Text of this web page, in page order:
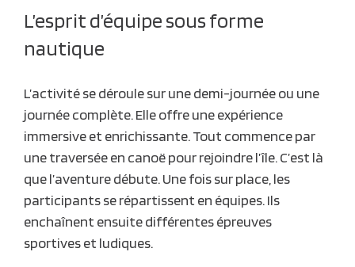
L’esprit d’équipe sous forme
nautique
L’activité se déroule sur une demi-journée ou une
journée complète. Elle offre une expérience
immersive et enrichissante. Tout commence par
une traversée en canoë pour rejoindre l’île. C’est là
que l’aventure débute. Une fois sur place, les
participants se répartissent en équipes. Ils
enchaînent ensuite différentes épreuves
sportives et ludiques.